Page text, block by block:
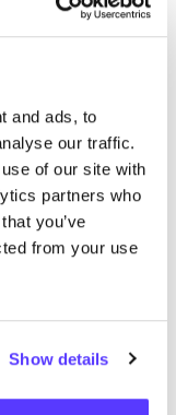
and ads, to
our traffic.
of our site with
partners who
you’ve
from your use
Show details